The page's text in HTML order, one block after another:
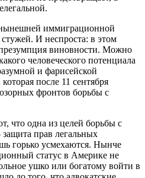
иммиграционной
И неспроста: в этом
виновности. Можно
человеческого потенциала
и фарисейской
после 11 сентября
фронтов борьбы с
что одна из целей борьбы с
прав легальных
горько усмехаются. Нынче
статус в Америке не
ушко или богатому войти в